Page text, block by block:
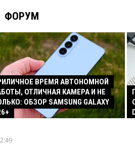
ФОРУМ
ВРЕМЯ АВТОНОМНОЙ
ОТЛИЧНАЯ КАМЕРА И НЕ
ОБЗОР SAMSUNG GALAXY